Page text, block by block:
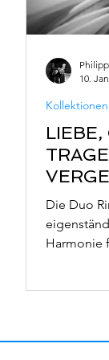
Die Duo
Harmonie
happiness.
Kollektionen
10.